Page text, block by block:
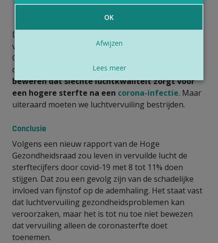
sterfterisico door covid-19 zijnovergewicht,
ongezonde eet- en leefgewoonten
De impact van
veelheid aan invloeden, is helemaal niet eenvoudig.
Gezien de kwaliteit van de studies in het rapport van
de Hoge Gezondheidsraad, is het
beweren dat slechte luchtkwaliteit zorgt voor
een hogere sterfte na een corona-infectie. Maar
uiteraard moeten we luchtvervuiling bestrijden.
Conclusie
Volgens een nieuw rapport van de Hoge
Gezondheidsraad zou leven in vervuilde lucht de
sterftecijfers door covid-19 met 8 tot 11% doen
stijgen. Dat zou een gevolg zijn van de schadelijke
invloed van fijnstof op de ademhaling. Het staat vast
dat luchtvervuiling gezondheidsproblemen kan
veroorzaken, maar het is tot nu toe niet bewezen
dat vervuiling alleen de coronasterfte doet
toenemen.
OK
Afwijzen
Lees meer